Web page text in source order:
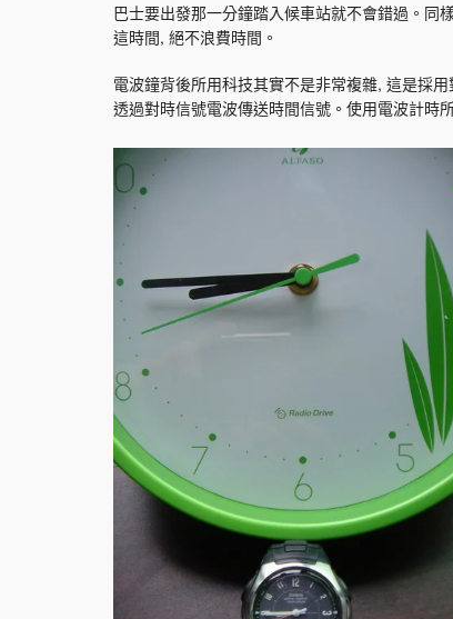
巴士要出發那一分鐘踏入候車站就不會錯過。同
這時間, 絕不浪費時間。
電波鐘背後所用科技其實不是非常複雜, 這是採
透過對時信號電波傳送時間信號。使用電波計時